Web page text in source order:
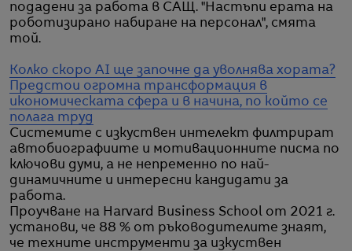
подадени за работа в САЩ. "Настъпи ерата на
роботизирано набиране на персонал", смята
той.
Колко скоро AI ще започне да уволнява хората?
Предстои огромна трансформация в
икономическата сфера и в начина, по който се
полага труд
Системите с изкуствен интелект филтрират
автобиографиите и мотивационните писма по
ключови думи, а не непременно по най-
динамичните и интересни кандидати за
работа.
Проучване на Harvard Business School от 2021 г.
установи, че 88 % от ръководителите знаят,
че техните инструменти за изкуствен